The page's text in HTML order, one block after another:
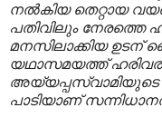
നല്‍കിയ തെറ്റായ
പതിവിലും നേരത്തെ
മനസിലാക്കിയ
യഥാസമയത്ത്
അയ്യപ്പസ്വാമിയുടെ
പാടിയാണ്